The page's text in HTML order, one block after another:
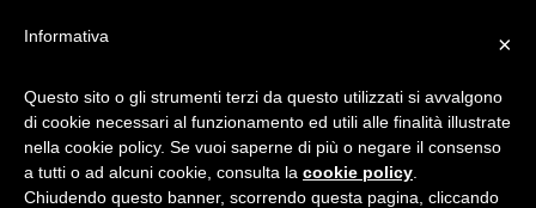
BISCOTTI AL LIMONE PER
L’ESTATE: RICETTA FACILE
E VELOCE
×
Informativa
Questo sito o gli strumenti terzi da questo utilizzati si avvalgono
di cookie necessari al funzionamento ed utili alle finalità illustrate
nella cookie policy. Se vuoi saperne di più o negare il consenso
a tutti o ad alcuni cookie, consulta la cookie policy
Chiudendo questo banner, scorrendo questa pagina, cliccando